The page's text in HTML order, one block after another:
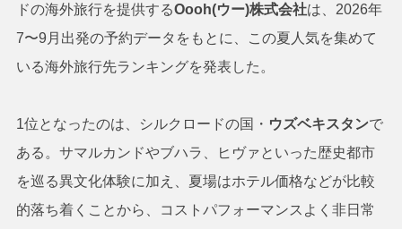
ドの海外旅行を提供するOooh(ウー)株式会社は、2026年
7〜9月出発の予約データをもとに、この夏人気を集めて
いる海外旅行先ランキングを発表した。
1位となったのは、シルクロードの国・ ウズベキスタンで
ある。サマルカンドやブハラ、ヒヴァといった歴史都市
を巡る異文化体験に加え、夏場はホテル価格などが比較
的落ち着くことから、コストパフォーマンスよく非日常